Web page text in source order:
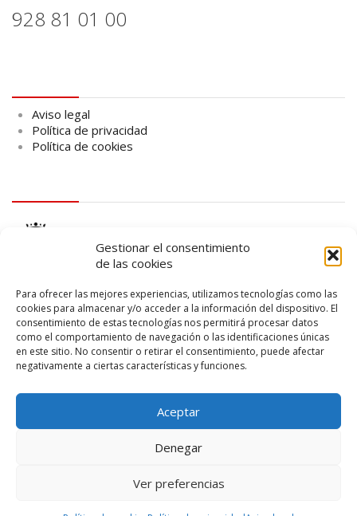
Gestionar el consentimiento
de las cookies
Para ofrecer las mejores experiencias, utilizamos tecnologías como las
cookies para almacenar y/o acceder a la información del dispositivo. El
consentimiento de estas tecnologías nos permitirá procesar datos
como el comportamiento de navegación o las identificaciones únicas
en este sitio. No consentir o retirar el consentimiento, puede afectar
negativamente a ciertas características y funciones.
Aceptar
Denegar
Ver preferencias
928 81 01 00
Aviso legal
Política de privacidad
Política de cookies
logo SID